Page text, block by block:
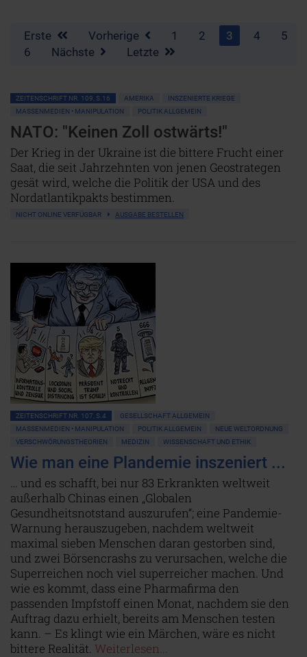
Erste Vorherige 1 2 3 4
5
6
Nächste Letzte
ZEITENSCHRIFT NR. 109, S.16 AMERIKA
INSZENIERTE KRIEGE
MASSENMEDIEN • MANIPULATION
POLITIK ALLGEMEIN
NATO: "Keinen Zoll ostwärts!"
Der Krieg in der Ukraine ist die bittere Frucht einer
Saat, die seit Jahrzehnten von jenen Geostrategen
gesät wird, welche die Politik der USA und des
Nordatlantikpakts bestimmen.
NICHT ONLINE VERFÜGBAR AUSGABE BESTELLEN
ZEITENSCHRIFT NR. 107, S.4
GESELLSCHAFT ALLGEMEIN
MASSENMEDIEN • MANIPULATION
POLITIK ALLGEMEIN
NEUE WELTORDNUNG
VERSCHWÖRUNGSTHEORIEN
MEDIZIN WISSENSCHAFT UND ETHIK
Wie man eine Plandemie inszeniert ...
… und es schafft, bei nur 83 Erkrankten weltweit
außerhalb Chinas einen „Globalen
Gesundheitsnotstand auszurufen“; eine Pandemie-
Warnung herauszugeben, nachdem weltweit
maximal sieben Menschen daran gestorben sind,
und zwei Börsencrashs zu verursachen, welche die
Superreichen noch viel superreicher machen. Und
wie es kommt, dass eine Pharmafirma den
passenden Impfstoff einen Monat, nachdem sie den
Auftrag dazu erhielt, bereits am Menschen testen
kann. – Es klingt wie ein Märchen, wäre es nicht
bittere Realität. Weiterlesen...